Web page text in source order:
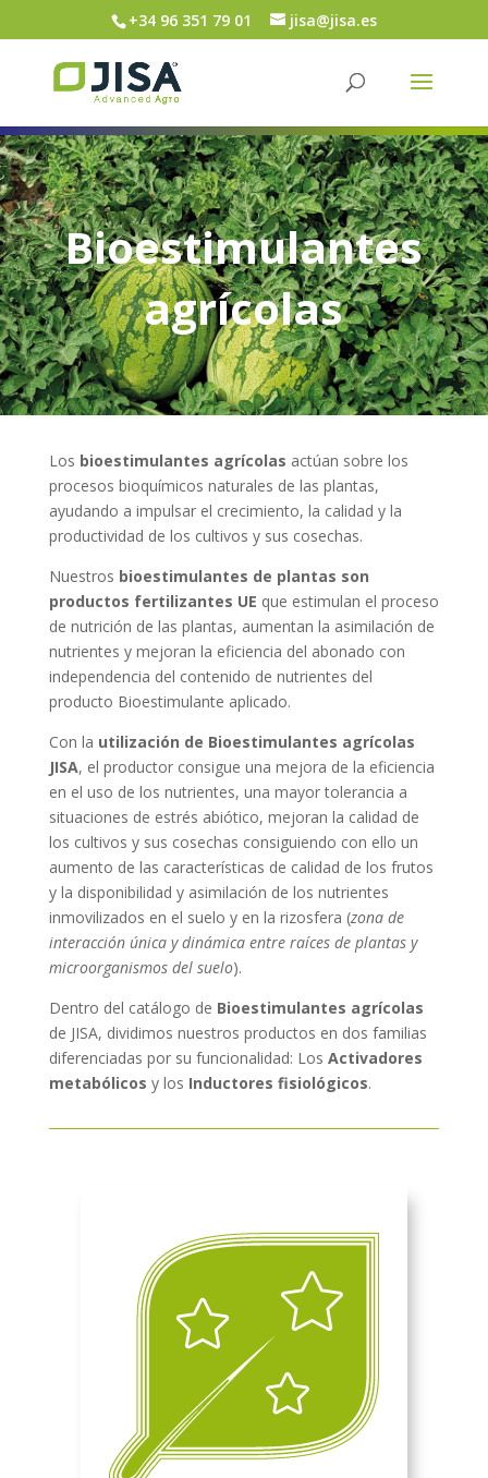
+34 96 351 79 01 jisa@jisa.es
Bioestimulantes
agrícolas
Los bioestimulantes agrícolas actúan sobre los
procesos bioquímicos naturales de las plantas,
ayudando a impulsar el crecimiento, la calidad y la
productividad de los cultivos y sus cosechas.
Nuestros bioestimulantes de plantas son
productos fertilizantes UE que estimulan el proceso
de nutrición de las plantas, aumentan la asimilación de
nutrientes y mejoran la eficiencia del abonado con
independencia del contenido de nutrientes del
producto Bioestimulante aplicado.
Con la utilización de Bioestimulantes agrícolas
JISA, el productor consigue una mejora de la eficiencia
en el uso de los nutrientes, una mayor tolerancia a
situaciones de estrés abiótico, mejoran la calidad de
los cultivos y sus cosechas consiguiendo con ello un
aumento de las características de calidad de los frutos
y la disponibilidad y asimilación de los nutrientes
inmovilizados en el suelo y en la rizosfera (zona de
interacción única y dinámica entre raíces de plantas y
microorganismos del suelo).
Dentro del catálogo de Bioestimulantes agrícolas
de JISA, dividimos nuestros productos en dos familias
diferenciadas por su funcionalidad: Los Activadores
metabólicos y los Inductores fisiológicos.